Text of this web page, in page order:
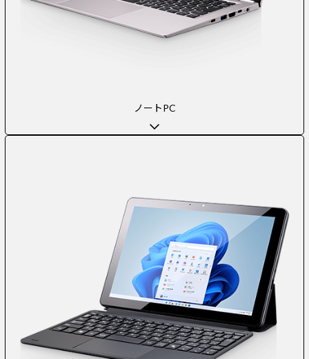
ノートPC